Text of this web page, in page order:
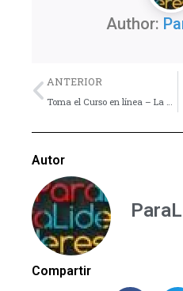
Author:
Previo
ANTERIOR
Toma el Curso en línea – La Nueva Educación : "Educación Participativa"
Autor
Compartir